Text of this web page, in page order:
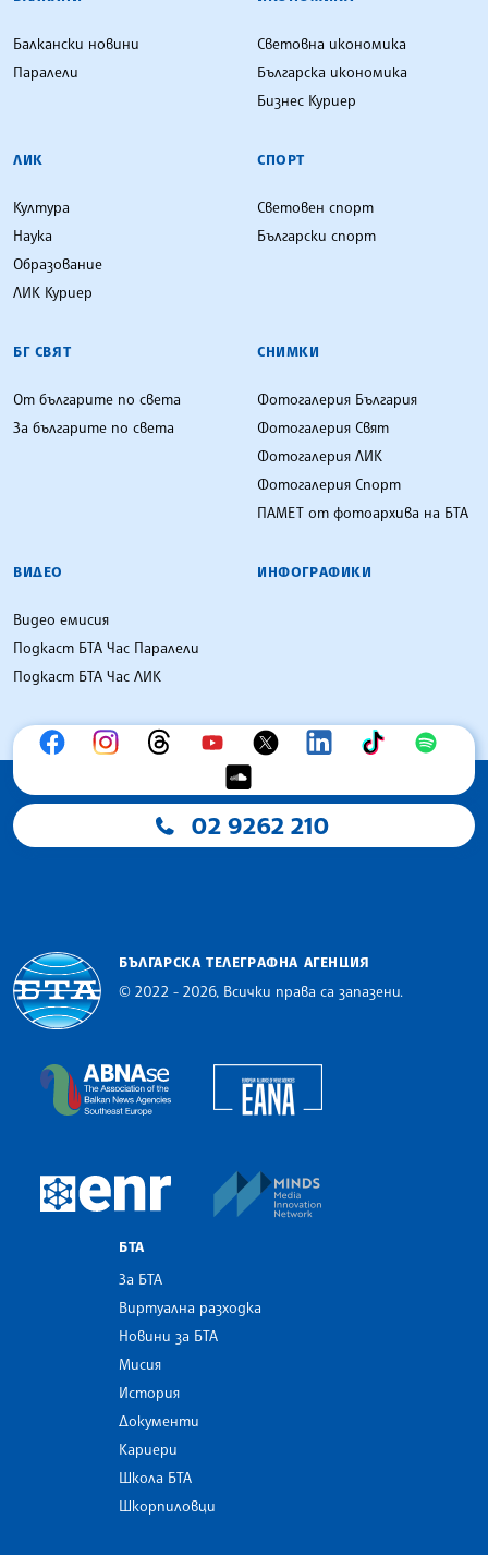
Балкански новини
Паралели
Световна икономика
Българска икономика
Бизнес Куриер
ЛИК
Култура
Наука
Образование
ЛИК Куриер
СПОРТ
Световен спорт
Български спорт
БГ СВЯТ
От българите по света
За българите по света
СНИМКИ
Фотогалерия България
Фотогалерия Свят
Фотогалерия ЛИК
Фотогалерия Спорт
ПАМЕТ от фотоархива на БТА
ВИДЕО
Видео емисия
Подкаст БТА Час Паралели
Подкаст БТА Час ЛИК
ИНФОГРАФИКИ
02 9262 210
БЪЛГАРСКА ТЕЛЕГРАФНА АГЕНЦИЯ
© 2022 - 2026, Всички права са запазени.
The Assocoation of the Balkan News Agencies
European Newsroom
БТА
За БТА
Виртуална разходка
Новини за БТА
Мисия
История
Документи
Кариери
Школа БТА
Шкорпиловци